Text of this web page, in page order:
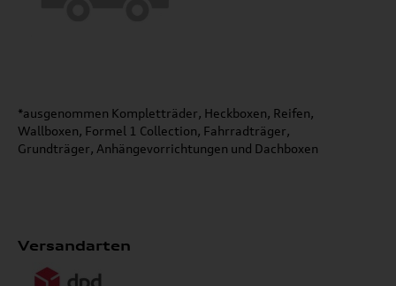
*ausgenommen Kompletträder, Heckboxen, Reifen,
Wallboxen, Formel 1 Collection, Fahrradträger,
Grundträger, Anhängevorrichtungen und Dachboxen
Versandarten